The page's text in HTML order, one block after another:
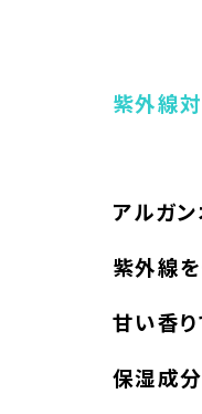
紫外線
アルガ
紫外線を
甘い香
保湿成